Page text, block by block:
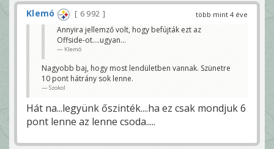
több mint 4 éve
Klemó
6 992
Annyira jellemző volt, hogy befújták ezt az
Offside-ot....ugyan...
Klemó
Nagyobb baj, hogy most lendületben vannak. Szünetre
10 pont hátrány sok lenne.
Szokol
Hát na...legyünk őszinték....ha ez csak mondjuk 6
pont lenne az lenne csoda.....